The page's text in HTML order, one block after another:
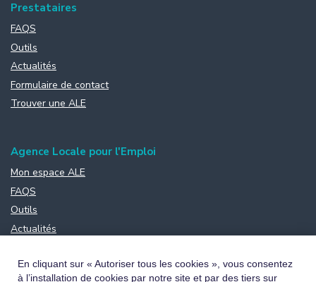
Prestataires
FAQS
Outils
Actualités
Formulaire de contact
Trouver une ALE
Agence Locale pour l'Emploi
Mon espace ALE
FAQS
Outils
Actualités
En cliquant sur « Autoriser tous les cookies », vous consentez
à l’installation de cookies par notre site et par des tiers sur